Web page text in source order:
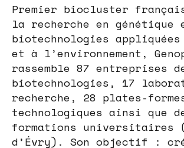
Premier biocluster
la recherche en génétique
biotechnologies
et à l’environnement,
rassemble 87 entreprises
biotechnologies, 17
recherche, 28 plates-
technologiques ainsi que
formations universitaires
d’Évry). Son objectif :